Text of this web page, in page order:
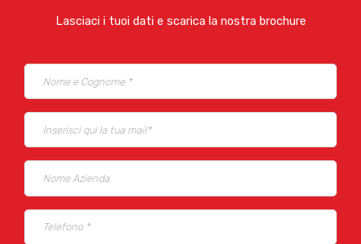
Lasciaci i tuoi dati e scarica la nostra brochure